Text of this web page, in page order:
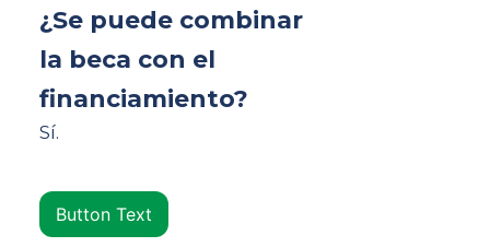
¿Se puede combinar
la beca con el
financiamiento?
Sí.
Button Text